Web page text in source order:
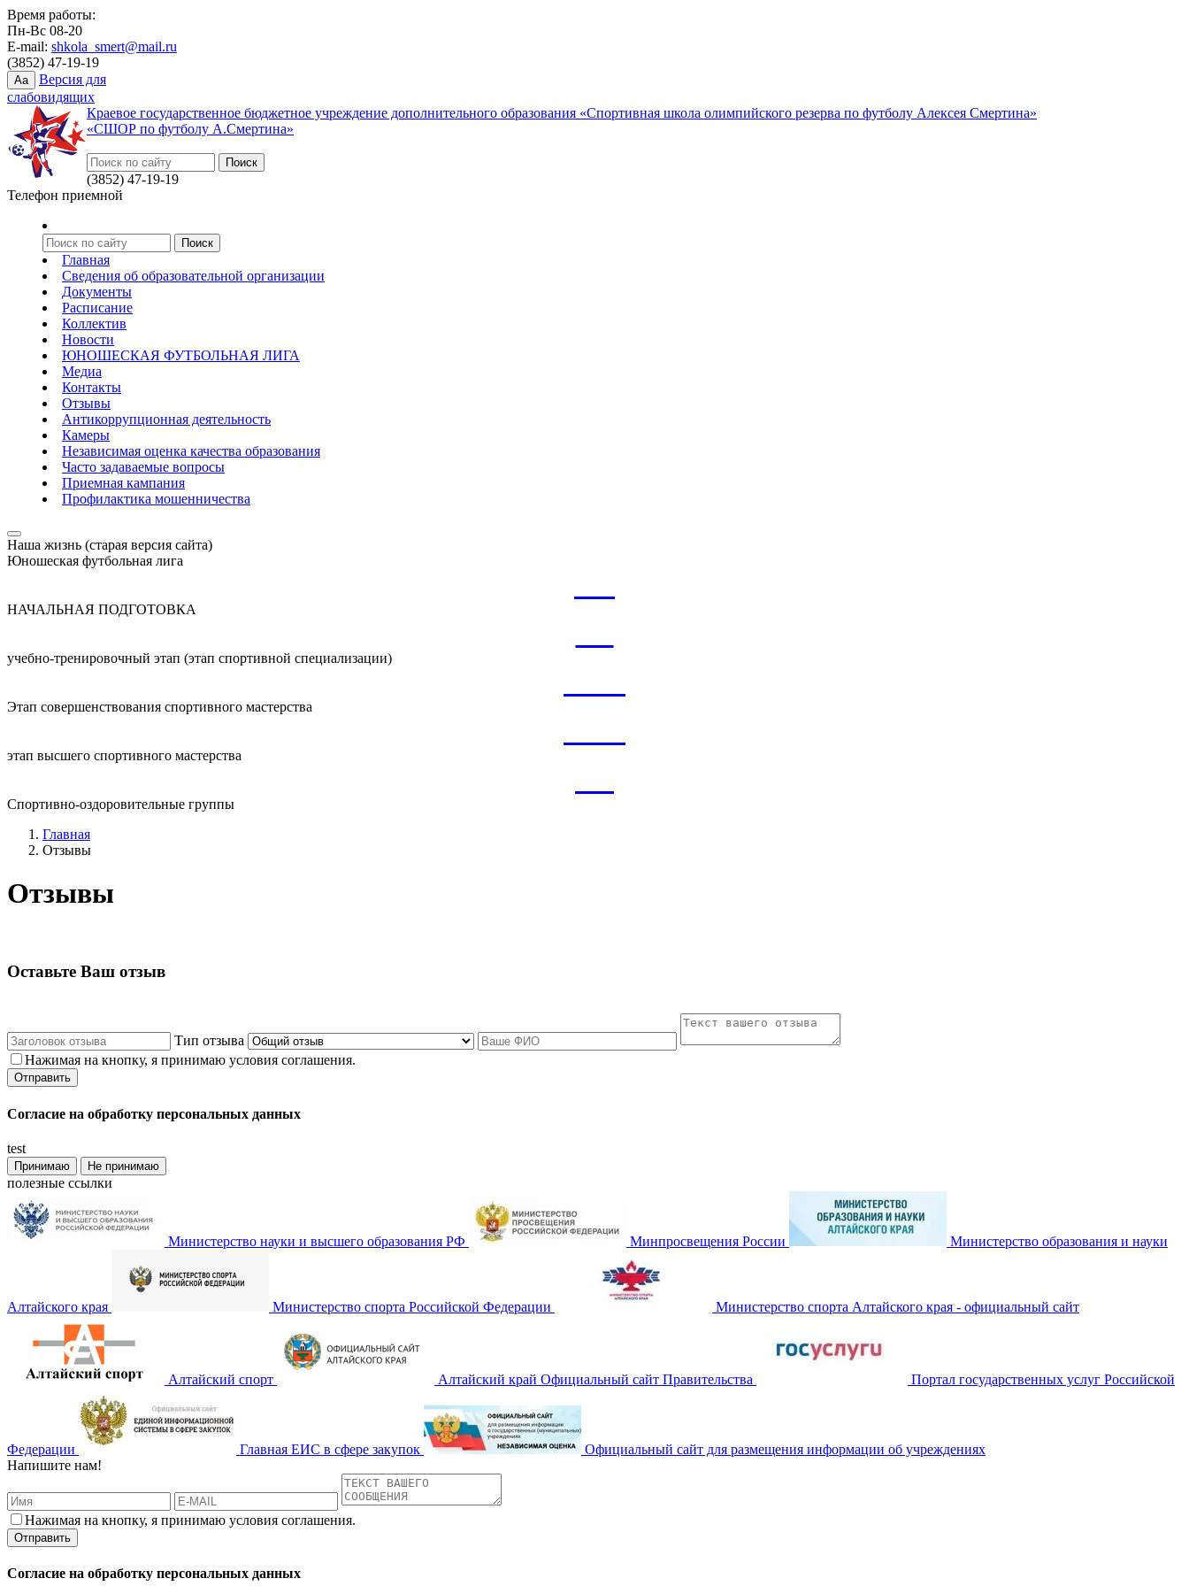
Время работы:
Пн-Вс 08-20
E-mail: shkola_smert@mail.ru
(3852) 47-19-19
Aa
Версия для
слабовидящих
Краевое государственное бюджетное учреждение дополнительного образования «Спортивная школа олимпийского резерва по футболу Алексея Смертина»
«СШОР по футболу А.Смертина»
(3852) 47-19-19
Телефон приемной
Главная
Сведения об образовательной организации
Документы
Расписание
Коллектив
Новости
ЮНОШЕСКАЯ ФУТБОЛЬНАЯ ЛИГА
Медиа
Контакты
Отзывы
Антикоррупционная деятельность
Камеры
Независимая оценка качества образования
Часто задаваемые вопросы
Приемная кампания
Профилактика мошенничества
Наша жизнь (старая версия сайта)
Юношеская футбольная лига
НАЧАЛЬНАЯ ПОДГОТОВКА
учебно-тренировочный этап (этап спортивной специализации)
Этап совершенствования спортивного мастерства
этап высшего спортивного мастерства
Спортивно-оздоровительные группы
Главная
Отзывы
Отзывы
Оставьте Ваш отзыв
Тип отзыва
Нажимая на кнопку, я принимаю условия соглашения.
Согласие на обработку персональных данных
test
Принимаю Не принимаю
полезные ссылки
Министерство науки и высшего образования РФ Минпросвещения России Министерство образования и науки
Алтайского края Министерство спорта Российской Федерации Министерство спорта Алтайского края - официальный сайт
Алтайский спорт Алтайский край Официальный сайт Правительства Портал государственных услуг Российской
Федерации Главная ЕИС в сфере закупок
Официальный сайт для размещения информации об учреждениях
Напишите нам!
Нажимая на кнопку, я принимаю условия соглашения.
Согласие на обработку персональных данных